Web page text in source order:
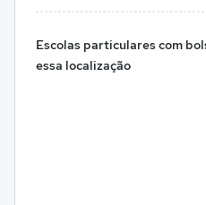
Escolas particulares com
essa localização